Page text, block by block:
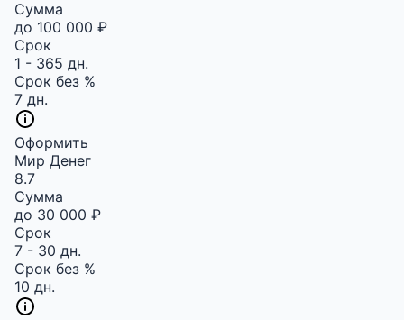
Сумма
до 100 000 ₽
Срок
1 - 365 дн.
Срок без %
7 дн.
Оформить
Мир Денег
8.7
Сумма
до 30 000 ₽
Срок
7 - 30 дн.
Срок без %
10 дн.